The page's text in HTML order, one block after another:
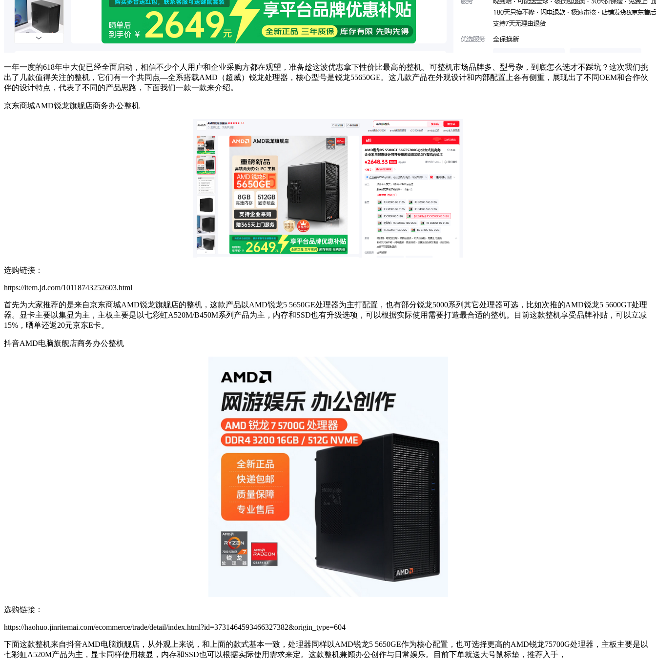
一年一度的618年中大促已经全面启动，相信不少个人用户和企业采购方都在观望，准备趁这波优惠拿下性价比最高的整机。可整机市场品牌多、型号杂，到底怎么选才不踩坑？这次我们挑
出了几款值得关注的整机，它们有一个共同点—全系搭载AMD（超威）锐龙处理器，核心型号是锐龙55650GE。这几款产品在外观设计和内部配置上各有侧重，展现出了不同OEM和合作伙
伴的设计特点，代表了不同的产品思路，下面我们一款一款来介绍。
京东商城AMD锐龙旗舰店商务办公整机
选购链接：
https://item.jd.com/10118743252603.html
首先为大家推荐的是来自京东商城AMD锐龙旗舰店的整机，这款产品以AMD锐龙5 5650GE处理器为主打配置，也有部分锐龙5000系列其它处理器可选，比如次推的AMD锐龙5 5600GT处理
器。显卡主要以集显为主，主板主要是以七彩虹A520M/B450M系列产品为主，内存和SSD也有升级选项，可以根据实际使用需要打造最合适的整机。目前这款整机享受品牌补贴，可以立减
15%，晒单还返20元京东E卡。
抖音AMD电脑旗舰店商务办公整机
选购链接：
https://haohuo.jinritemai.com/ecommerce/trade/detail/index.html?id=3731464593466327382&origin_type=604
下面这款整机来自抖音AMD电脑旗舰店，从外观上来说，和上面的款式基本一致，处理器同样以AMD锐龙5 5650GE作为核心配置，也可选择更高的AMD锐龙75700G处理器，主板主要是以
七彩虹A520M产品为主，显卡同样使用核显，内存和SSD也可以根据实际使用需求来定。这款整机兼顾办公创作与日常娱乐。目前下单就送大号鼠标垫，推荐入手，